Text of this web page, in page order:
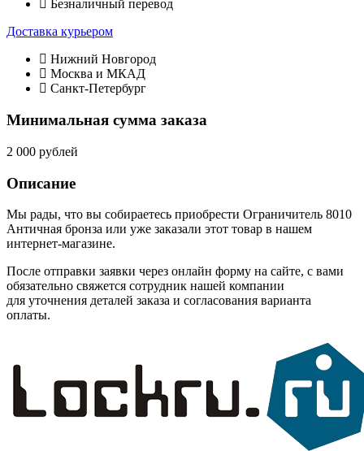
Безналичный перевод
Доставка курьером
Нижний Новгород
Москва и МКАД
Санкт-Петербург
Минимальная сумма заказа
2 000 рублей
Описание
Мы рады, что вы собираетесь приобрести Ограничитель 8010
Античная бронза или уже заказали этот товар в нашем
интернет-магазине.
После отправки заявки через онлайн форму на сайте, с вами
обязательно свяжется сотрудник нашей компании
для уточнения деталей заказа и согласования варианта
оплаты.